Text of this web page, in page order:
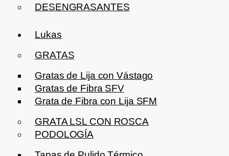
DESENGRASANTES
Lukas
GRATAS
Gratas de Lija con Vástago
Gratas de Fibra SFV
Grata de Fibra con Lija SFM
GRATA LSL CON ROSCA
PODOLOGÍA